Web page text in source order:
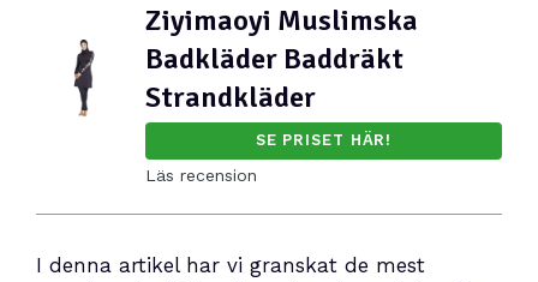
Ziyimaoyi Muslimska
Badkläder Baddräkt
Strandkläder
SE PRISET HÄR!
Läs recension
I denna artikel har vi granskat de mest